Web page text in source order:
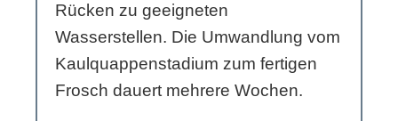
Rücken zu geeigneten
Wasserstellen. Die Umwandlung vom
Kaulquappenstadium zum fertigen
Frosch dauert mehrere Wochen.